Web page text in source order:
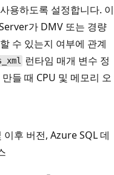
용하도록 설정합니다. 이
가 DMV 또는 경량
수 있는지 여부에 관계
런타임 매개 변수 정
들 때 CPU 및 메모리 오
후 버전, Azure SQL 데